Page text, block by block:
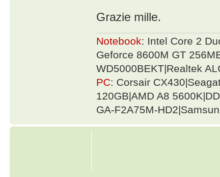
Grazie mille.
Notebook: Intel Core 2
Geforce 8600M GT
WD5000BEKT|Realtek
PC: Corsair
120GB|AMD A8
GA-F2A75M-